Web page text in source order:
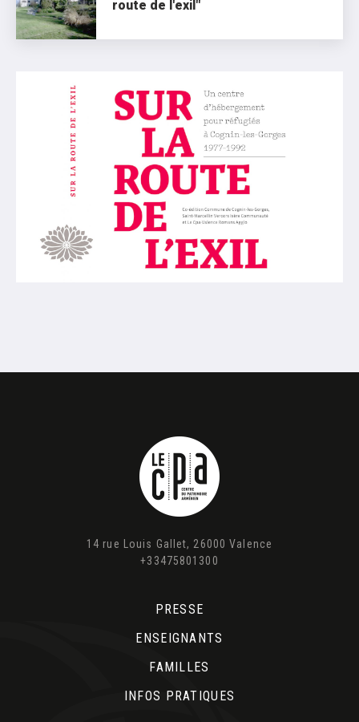
route de l'exil"
14 rue Louis Gallet, 26000 Valence
+33475801300
PRESSE
ENSEIGNANTS
FAMILLES
INFOS PRATIQUES